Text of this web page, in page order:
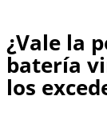
¿Vale la
batería
los